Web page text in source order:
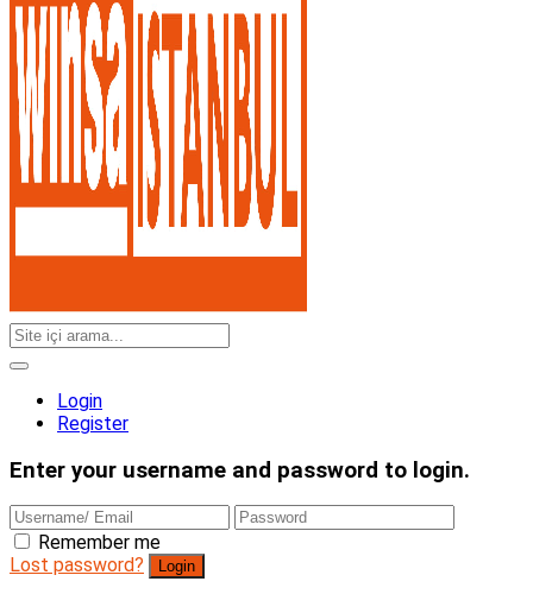
Login
Register
Enter your username and password to login.
Remember me
Lost password?